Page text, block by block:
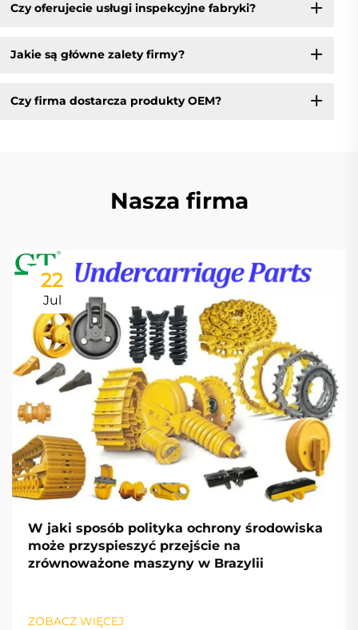
Czy oferujecie usługi inspekcyjne fabryki?
Jakie są główne zalety firmy?
Czy firma dostarcza produkty OEM?
Nasza firma
22
Jul
W jaki sposób polityka ochrony środowiska
może przyspieszyć przejście na
zrównoważone maszyny w Brazylii
ZOBACZ WIĘCEJ